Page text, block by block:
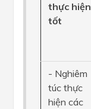
thực hiện
tốt
- Nghiêm
túc thực
hiện các